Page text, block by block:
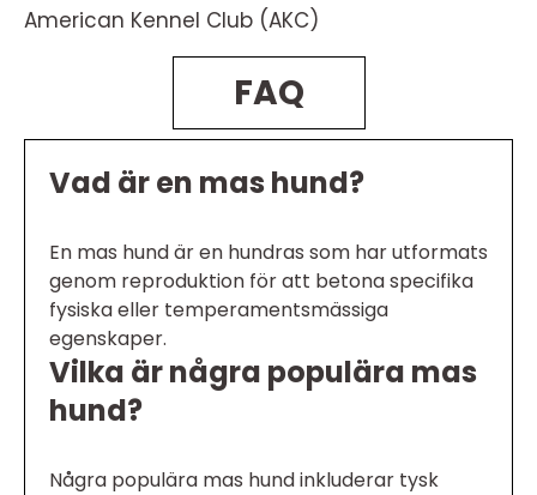
American Kennel Club (AKC)
FAQ
Vad är en mas hund?
En mas hund är en hundras som har utformats
genom reproduktion för att betona specifika
fysiska eller temperamentsmässiga
egenskaper.
Vilka är några populära mas
hund?
Några populära mas hund inkluderar tysk